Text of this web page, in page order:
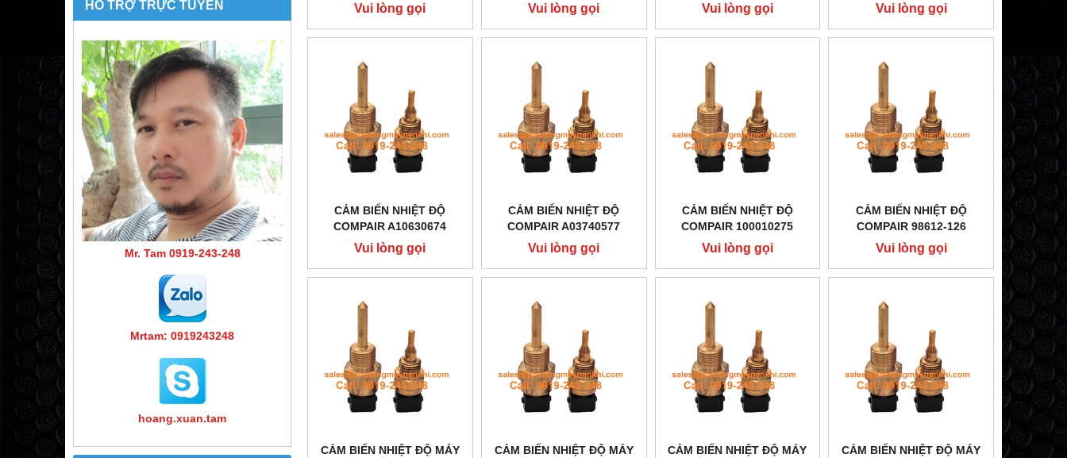
HỔ TRỢ TRỰC TUYẾN
Mr. Tam 0919-243-248
Mrtam: 0919243248
hoang.xuan.tam
Vui lòng gọi Vui lòng gọi Vui lòng gọi Vui lòng gọi
CẢM BIẾN NHIỆT ĐỘ
COMPAIR A10630674
Vui lòng gọi
CẢM BIẾN NHIỆT ĐỘ
COMPAIR A03740577
Vui lòng gọi
CẢM BIẾN NHIỆT ĐỘ
COMPAIR 100010275
Vui lòng gọi
CẢM BIẾN NHIỆT ĐỘ
COMPAIR 98612-126
Vui lòng gọi
CẢM BIẾN NHIỆT ĐỘ MÁY
CẢM BIẾN NHIỆT ĐỘ MÁY
CẢM BIẾN NHIỆT ĐỘ MÁY
CẢM BIẾN NHIỆT ĐỘ MÁY